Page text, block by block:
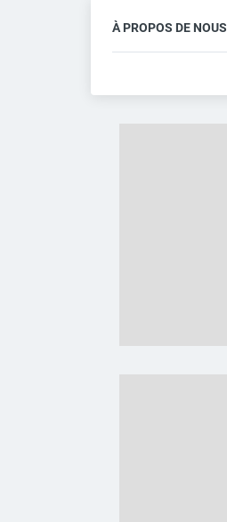
À PROPOS DE NOUS